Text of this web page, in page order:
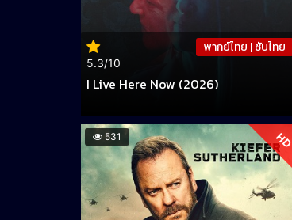
5.3/10
พากย์ไทย | ซับไทย
I Live Here Now (2026)
531 HD